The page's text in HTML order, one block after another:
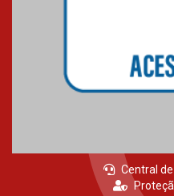
Central